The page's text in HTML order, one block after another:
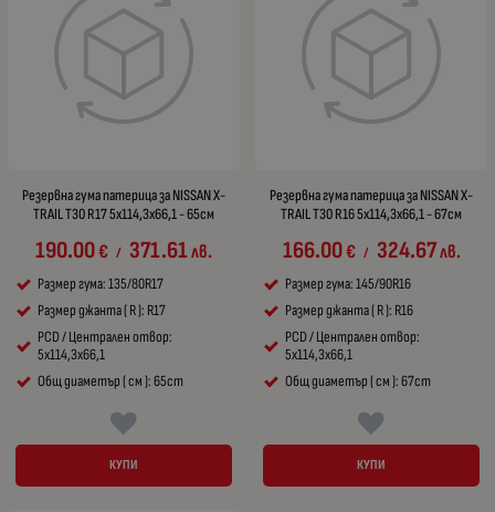
Резервна гума патерица за NISSAN X-
TRAIL T30 R17 5x114,3x66,1 - 65см
190.00€ / 371.61лв.
Размер гума: 135/80R17
Размер джанта ( R ): R17
PCD / Централен отвор:
5x114,3x66,1
Общ диаметър ( см ): 65cm
КУПИ
Резервна гума патерица за NISSAN X-
TRAIL T30 R16 5x114,3x66,1 - 67см
166.00€ / 324.67лв.
Размер гума: 145/90R16
Размер джанта ( R ): R16
PCD / Централен отвор:
5x114,3x66,1
Общ диаметър ( см ): 67cm
КУПИ